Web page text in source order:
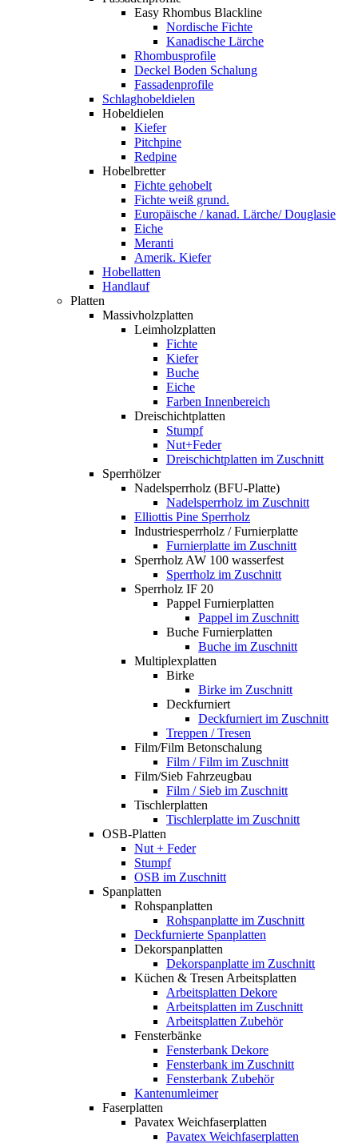
Easy Rhombus Blackline
Nordische Fichte
Kanadische Lärche
Rhombusprofile
Deckel Boden Schalung
Fassadenprofile
Schlaghobeldielen
Hobeldielen
Kiefer
Pitchpine
Redpine
Hobelbretter
Fichte gehobelt
Fichte weiß grund.
Europäische / kanad. Lärche/ Douglasie
Eiche
Meranti
Amerik. Kiefer
Hobellatten
Handlauf
Platten
Massivholzplatten
Leimholzplatten
Fichte
Kiefer
Buche
Eiche
Farben Innenbereich
Dreischichtplatten
Stumpf
Nut+Feder
Dreischichtplatten im Zuschnitt
Sperrhölzer
Nadelsperrholz (BFU-Platte)
Nadelsperrholz im Zuschnitt
Elliottis Pine Sperrholz
Industriesperrholz / Furnierplatte
Furnierplatte im Zuschnitt
Sperrholz AW 100 wasserfest
Sperrholz im Zuschnitt
Sperrholz IF 20
Pappel Furnierplatten
Pappel im Zuschnitt
Buche Furnierplatten
Buche im Zuschnitt
Multiplexplatten
Birke
Birke im Zuschnitt
Deckfurniert
Deckfurniert im Zuschnitt
Treppen / Tresen
Film/Film Betonschalung
Film / Film im Zuschnitt
Film/Sieb Fahrzeugbau
Film / Sieb im Zuschnitt
Tischlerplatten
Tischlerplatte im Zuschnitt
OSB-Platten
Nut + Feder
Stumpf
OSB im Zuschnitt
Spanplatten
Rohspanplatten
Rohspanplatte im Zuschnitt
Deckfurnierte Spanplatten
Dekorspanplatten
Dekorspanplatte im Zuschnitt
Küchen & Tresen Arbeitsplatten
Arbeitsplatten Dekore
Arbeitsplatten im Zuschnitt
Arbeitsplatten Zubehör
Fensterbänke
Fensterbank Dekore
Fensterbank im Zuschnitt
Fensterbank Zubehör
Kantenumleimer
Faserplatten
Pavatex Weichfaserplatten
Pavatex Weichfaserplatten